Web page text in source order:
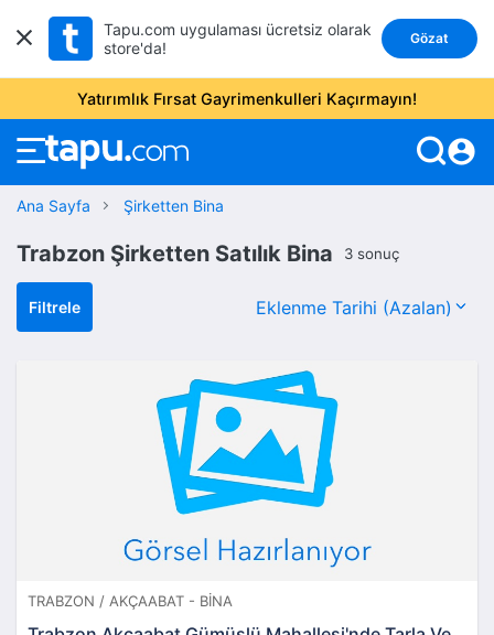
Tapu.com uygulaması ücretsiz olarak
store'da!
Gözat
Yatırımlık Fırsat Gayrimenkulleri Kaçırmayın!
account_circle
Ana Sayfa Şirketten Bina
Trabzon Şirketten Satılık Bina 3 sonuç
Filtrele
TRABZON / AKÇAABAT - BINA